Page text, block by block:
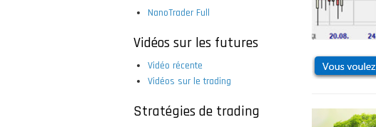
NanoTrader Full
Vidéos sur les futures
Vidéo récente
Vidéos sur le trading
Stratégies de trading